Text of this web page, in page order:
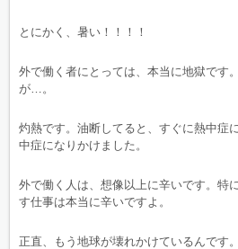
とにかく、暑い！！！！
外で働く者にとっては、本当に地獄です
が…。
灼熱です。油断してると、すぐに熱中症
中症になりかけました。
外で働く人は、想像以上に辛いです。特
す仕事は本当に辛いですよ。
正直、もう地球が壊れかけているんです。